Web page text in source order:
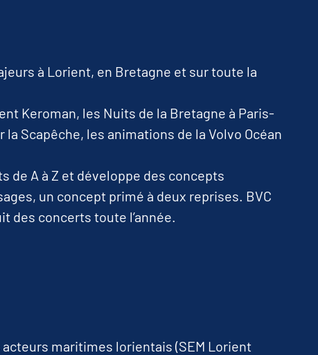
à Lorient, en Bretagne et sur toute la
Keroman, les Nuits de la Bretagne à Paris-
Scapêche, les animations de la Volvo Océan
de A à Z et développe des concepts
un concept primé à deux reprises. BVC
des concerts toute l’année.
maritimes lorientais (SEM Lorient